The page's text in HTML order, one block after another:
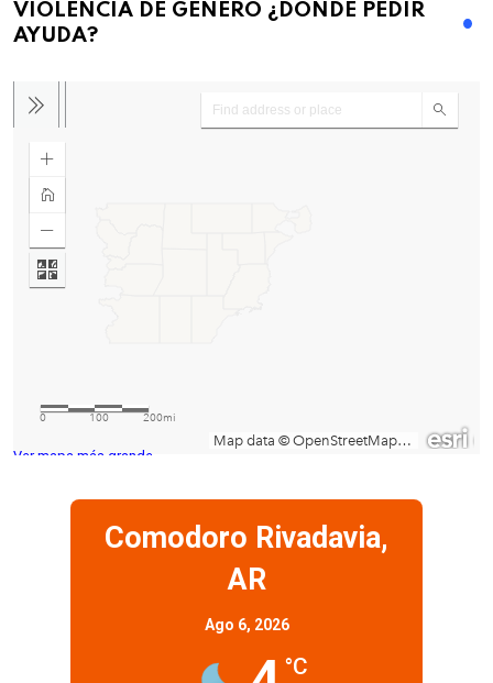
VIOLENCIA DE GENERO ¿DONDE PEDIR
AYUDA?
Ver mapa más grande
Comodoro Rivadavia,
AR
Ago 6, 2026
°C